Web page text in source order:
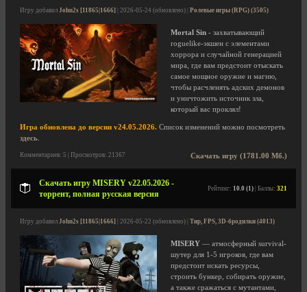
Игру добавил John2s [11865|1666] | 2026-05-24 (обновлено) | Ролевые игры (RPG) (3505)
Mortal Sin - захватывающий
roguelike-экшен с элементами
хоррора и случайной генерацией
мира, где вам предстоит отыскать
самое мощное оружие и магию,
чтобы расчленять адских демонов
и уничтожить источник зла,
который вас проклял!
Игра обновлена до версии v24.05.2026. Список изменений можно посмотреть
здесь
Скачать игру (1781.00 Мб.)
Комментариев: 5 | Просмотров: 21367
Скачать игру MISERY v22.05.2026 -
торрент, полная русская версия
Рейтинг: 10.0 (1) | Баллы: 321
Игру добавил John2s [11865|1666] | 2026-05-22 (обновлено) | Тир, FPS, 3D-бродилки (4013)
MISERY — атмосферный survival-
шутер для 1-5 игроков, где вам
предстоит искать ресурсы,
строить бункер, собирать оружие,
а также сражаться с мутантами,